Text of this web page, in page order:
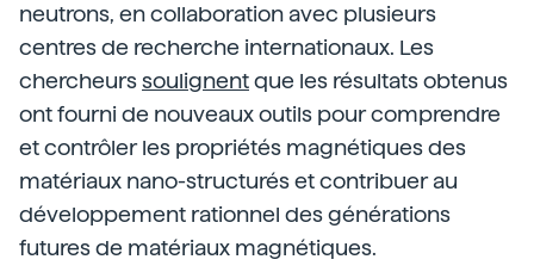
neutrons, en collaboration avec plusieurs
centres de recherche internationaux. Les
chercheurssoulignentque les résultats obtenus
ont fourni de nouveaux outils pour comprendre
et contrôler les propriétés magnétiques des
matériaux nano-structurés et contribuer au
développement rationnel des générations
futures de matériaux magnétiques.